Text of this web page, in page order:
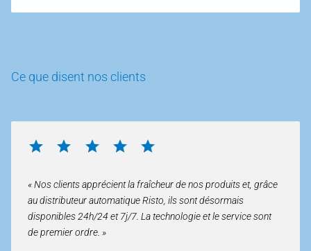
Ce que disent nos clients
« Nos clients apprécient la fraîcheur de nos produits et, grâce
au distributeur automatique Risto, ils sont désormais
disponibles 24h/24 et 7j/7. La technologie et le service sont
de premier ordre. »